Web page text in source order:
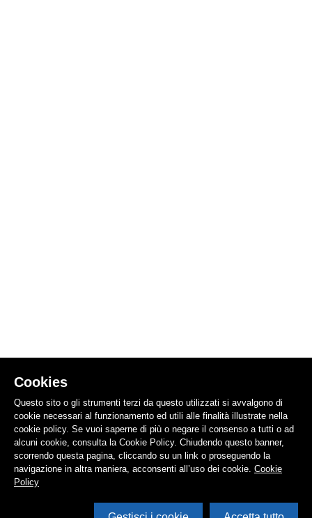
Cookies
Questo sito o gli strumenti terzi da questo utilizzati si avvalgono di
cookie necessari al funzionamento ed utili alle finalità illustrate nella
cookie policy. Se vuoi saperne di più o negare il consenso a tutti o ad
alcuni cookie, consulta la Cookie Policy. Chiudendo questo banner,
scorrendo questa pagina, cliccando su un link o proseguendo la
navigazione in altra maniera, acconsenti all’uso dei cookie. Cookie
Policy